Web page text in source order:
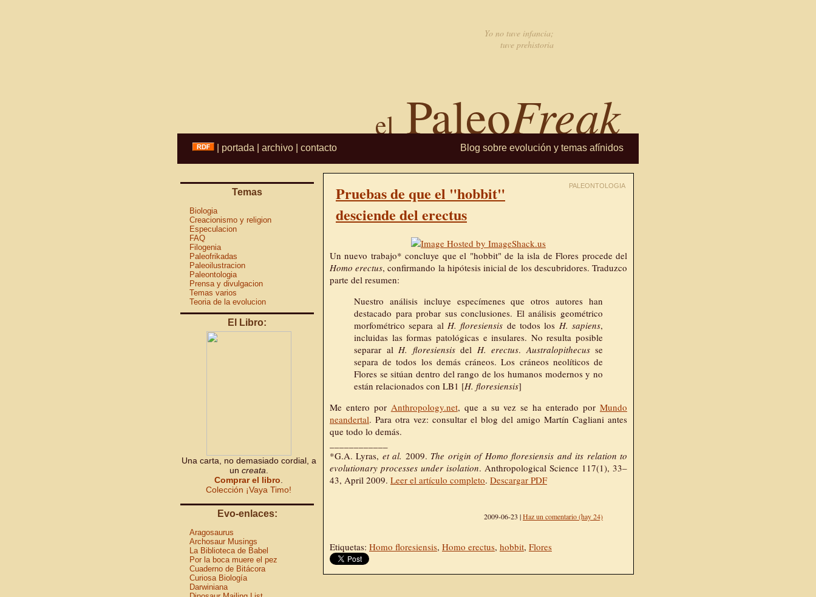
Yo no tuve infancia;
tuve prehistoria
elPaleoFreak
portada archivo contacto Blog sobre evolución y temas afínidos
Temas
Biologia
Creacionismo y religion
Especulacion
FAQ
Filogenia
Paleofrikadas
Paleoilustracion
Paleontologia
Prensa y divulgacion
Temas varios
Teoria de la evolucion
El Libro:
Una carta, no demasiado cordial, a
un creata
Comprar el libro
Colección ¡Vaya Timo!
Evo-enlaces:
Aragosaurus
Archosaur Musings
La Biblioteca de Babel
Por la boca muere el pez
Cuaderno de Bitácora
Curiosa Biología
Darwiniana
PALEONTOLOGIA
Pruebas de que el "hobbit"
desciende del erectus
Un nuevo trabajo* concluye que el "hobbit" de la isla de Flores procede del
Homo erectus, confirmando la hipótesis inicial de los descubridores. Traduzco
parte del resumen:
Nuestro análisis incluye especímenes que otros autores han
destacado para probar sus conclusiones. El análisis geométrico
morfométrico separa al H. floresiensis de todos los H. sapiens,
incluidas las formas patológicas e insulares. No resulta posible
separar al H. floresiensisdel H. erectus.Australopithecusse
separa de todos los demás cráneos. Los cráneos neolíticos de
Flores se sitúan dentro del rango de los humanos modernos y no
están relacionados con LB1 [H. floresiensis]
Me entero por Anthropology.net, que a su vez se ha enterado por Mundo
neandertal. Para otra vez: consultar el blog del amigo Martín Cagliani antes
que todo lo demás.
*G.A. Lyras, et al. 2009. The origin of Homo floresiensis and its relation to
evolutionary processes under isolation. Anthropological Science 117(1), 33–
43, April 2009. Leer el artículo completo. Descargar PDF
2009-06-23 |Haz un comentario (hay 24)
Etiquetas: Homo floresiensis, Homo erectus, hobbit, Flores